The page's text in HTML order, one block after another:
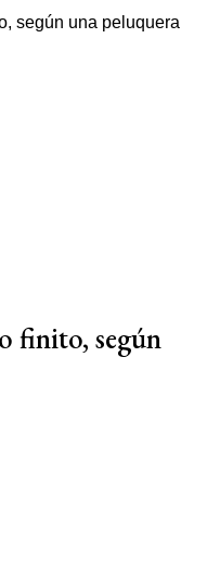
finito, según